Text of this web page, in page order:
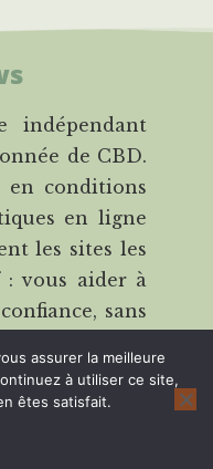
indépendant
de CBD.
en conditions
en ligne
les sites les
: vous aider à
sans
assurer la meilleure
à utiliser ce site,
êtes satisfait.